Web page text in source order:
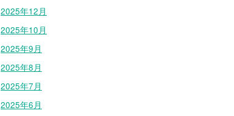
2025年12月
2025年10月
2025年9月
2025年8月
2025年7月
2025年6月